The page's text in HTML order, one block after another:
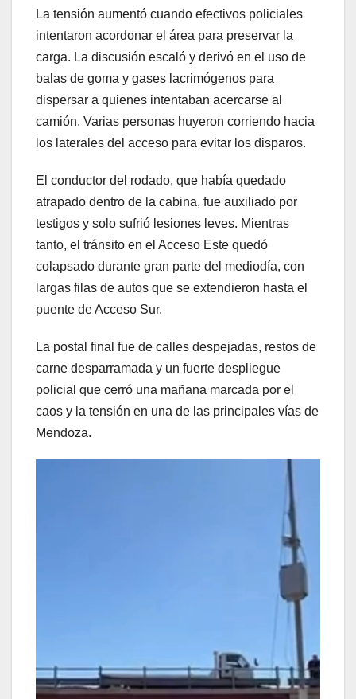
La tensión aumentó cuando efectivos policiales
intentaron acordonar el área para preservar la
carga. La discusión escaló y derivó en el uso de
balas de goma y gases lacrimógenos para
dispersar a quienes intentaban acercarse al
camión. Varias personas huyeron corriendo hacia
los laterales del acceso para evitar los disparos.
El conductor del rodado, que había quedado
atrapado dentro de la cabina, fue auxiliado por
testigos y solo sufrió lesiones leves. Mientras
tanto, el tránsito en el Acceso Este quedó
colapsado durante gran parte del mediodía, con
largas filas de autos que se extendieron hasta el
puente de Acceso Sur.
La postal final fue de calles despejadas, restos de
carne desparramada y un fuerte despliegue
policial que cerró una mañana marcada por el
caos y la tensión en una de las principales vías de
Mendoza.